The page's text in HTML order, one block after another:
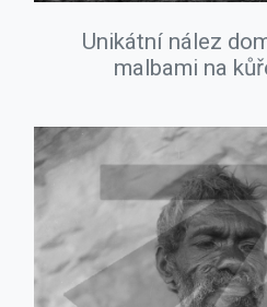
Unikátní nález
malbami na